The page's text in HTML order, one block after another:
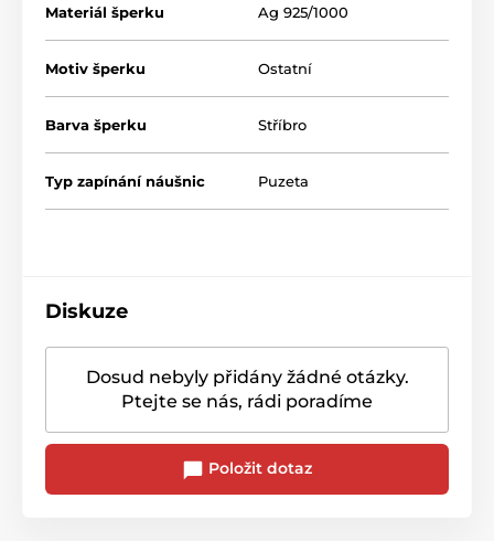
Materiál šperku Ag 925/1000
Motiv šperku Ostatní
Barva šperku Stříbro
Typ zapínání náušnic Puzeta
Diskuze
Dosud nebyly přidány žádné otázky.
Ptejte se nás, rádi poradíme
Položit dotaz